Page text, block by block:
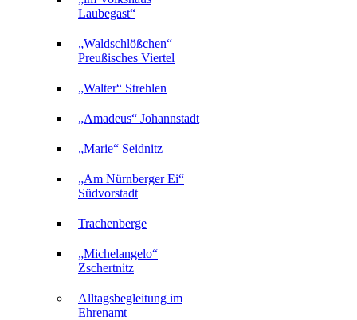
Laubegast“
„Waldschlößchen“
Preußisches Viertel
„Walter“ Strehlen
„Amadeus“ Johannstadt
„Marie“ Seidnitz
„Am Nürnberger Ei“
Südvorstadt
Trachenberge
„Michelangelo“
Zschertnitz
Alltagsbegleitung im
Ehrenamt